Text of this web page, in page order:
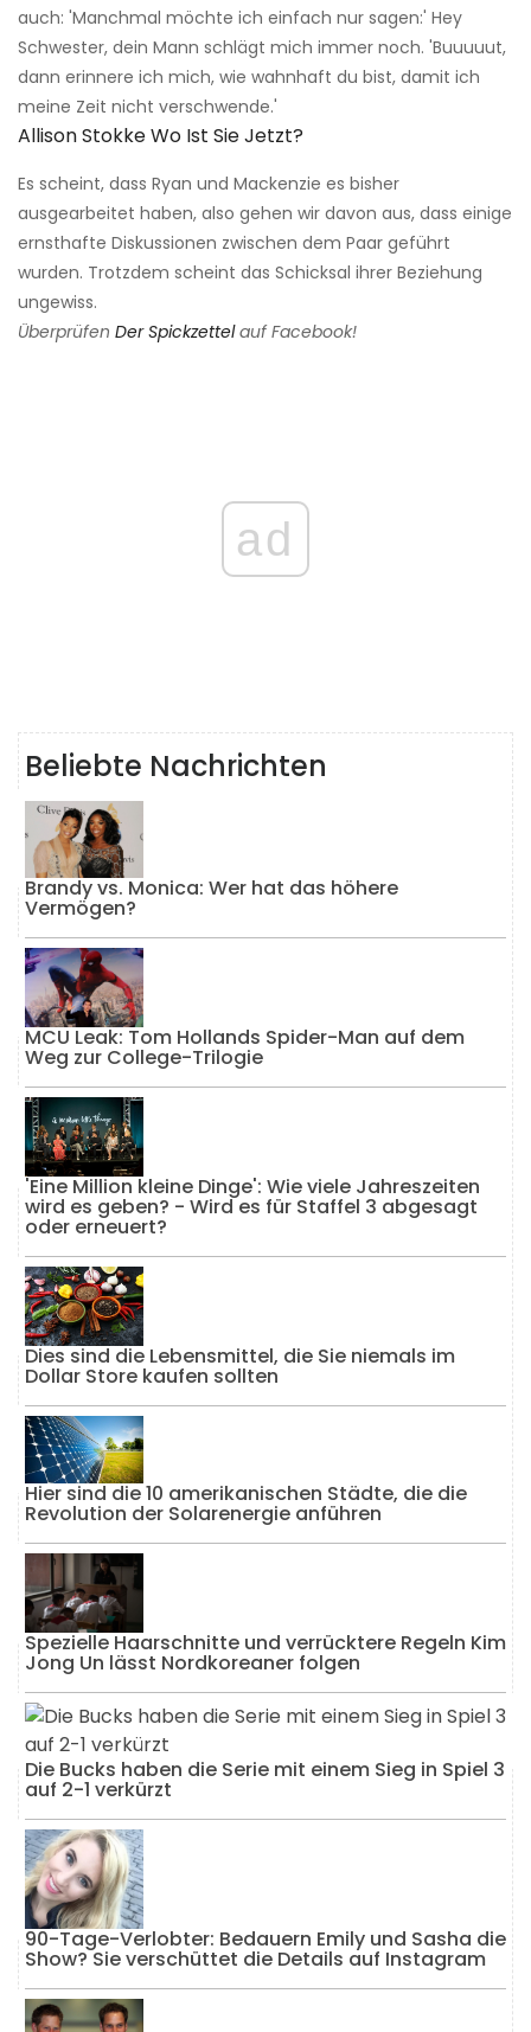
auch: 'Manchmal möchte ich einfach nur sagen:' Hey
Schwester, dein Mann schlägt mich immer noch. 'Buuuuut,
dann erinnere ich mich, wie wahnhaft du bist, damit ich
meine Zeit nicht verschwende.'
Allison Stokke Wo Ist Sie Jetzt?
Es scheint, dass Ryan und Mackenzie es bisher
ausgearbeitet haben, also gehen wir davon aus, dass einige
ernsthafte Diskussionen zwischen dem Paar geführt
wurden. Trotzdem scheint das Schicksal ihrer Beziehung
ungewiss.
Überprüfen Der Spickzettelauf Facebook!
ad
Beliebte Nachrichten
Brandy vs. Monica: Wer hat das höhere
Vermögen?
MCU Leak: Tom Hollands Spider-Man auf dem
Weg zur College-Trilogie
'Eine Million kleine Dinge': Wie viele Jahreszeiten
wird es geben? - Wird es für Staffel 3 abgesagt
oder erneuert?
Dies sind die Lebensmittel, die Sie niemals im
Dollar Store kaufen sollten
Hier sind die 10 amerikanischen Städte, die die
Revolution der Solarenergie anführen
Spezielle Haarschnitte und verrücktere Regeln Kim
Jong Un lässt Nordkoreaner folgen
Die Bucks haben die Serie mit einem Sieg in Spiel 3
auf 2-1 verkürzt
90-Tage-Verlobter: Bedauern Emily und Sasha die
Show? Sie verschüttet die Details auf Instagram